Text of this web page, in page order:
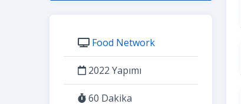
Food Network
2022 Yapımı
60 Dakika